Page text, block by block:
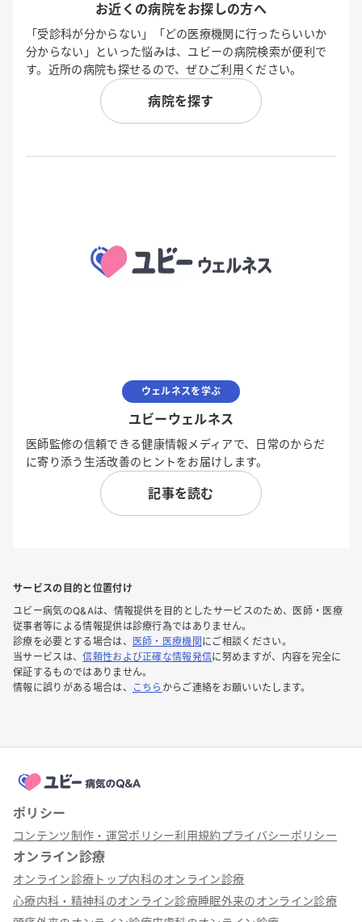
お近くの病院をお探しの方へ
「受診科が分からない」「どの医療機関に行ったらいいか
分からない」といった悩みは、ユビーの病院検索が便利で
す。近所の病院も探せるので、ぜひご利用ください。
病院を探す
ウェルネスを学ぶ
ユビーウェルネス
医師監修の信頼できる健康情報メディアで、日常のからだ
に寄り添う生活改善のヒントをお届けします。
記事を読む
サービスの目的と位置付け
ユビー病気のQ&Aは、情報提供を目的としたサービスのため、医師・医療
従事者等による情報提供は診療行為ではありません。
診療を必要とする場合は、
医師・医療機関 にご相談ください。
当サービスは、信頼性および正確な情報発信に努めますが、内容を完全に
保証するものではありません。
情報に誤りがある場合は、
こちら からご連絡をお願いいたします。
ポリシー
コンテンツ制作・運営ポリシー利用規約プライバシーポリシー
オンライン診療
オンライン診療トップ内科のオンライン診療
心療内科・精神科のオンライン診療睡眠外来のオンライン診療